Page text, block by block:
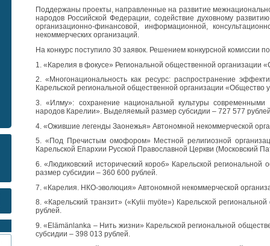
Поддержаны проекты, направленные на развитие
народов Российской Федерации, содействие духовному
организационно-финансовой, информационной,
некоммерческих организаций.
На конкурс поступило 30 заявок. Решением конкурсной
1. «Карелия в фокусе» Региональной общественной организации
2. «Многонациональность как ресурс: распространение
Карельской региональной общественной организации
3. «Илму»: сохранение национальной культуры современными
народов Карелии». Выделяемый размер субсидии – 727 577
4. «Ожившие легенды Заонежья» Автономной некоммерческой
5. «Под Пречистым омофором» Местной религиозной
Карельской Епархии Русской Православной Церкви (Московский
6. «Людиковский исторический короб» Карельской
размер субсидии – 360 600 рублей.
7. «Карелия. НКО-эволюция» Автономной некоммерческой
8. «Карельский транзит» («Kylii myöte») Карельской
рублей.
9. «Elämänlanka – Нить жизни» Карельской региональной
субсидии – 398 013 рублей.